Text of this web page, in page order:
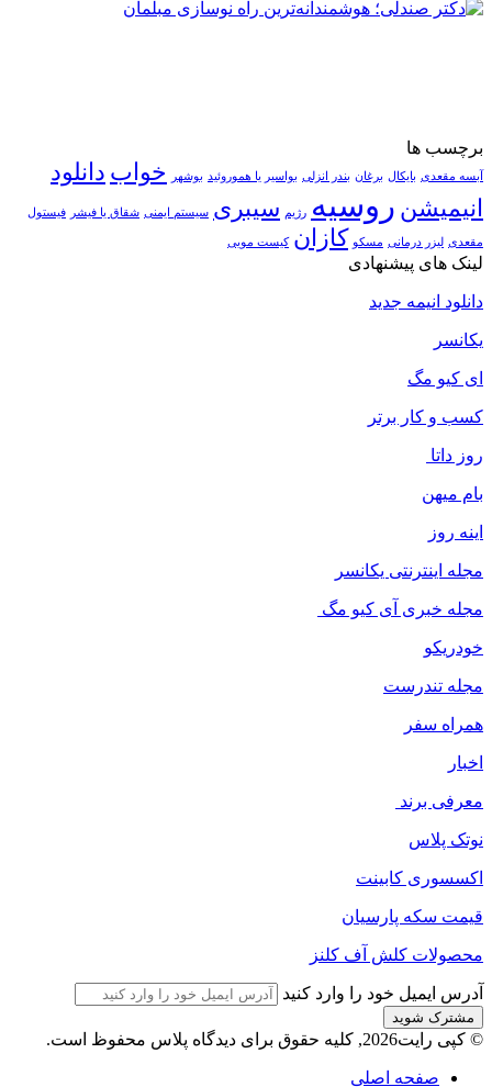
برچسب ها
آبسه مقعدی بایکال برغان بندر انزلی بواسیر یا هموروئید بوشهر خواب دانلود
انیمیشن روسیه رژیم سیبری سیستم ایمنی شقاق یا فیشر فیستول
مقعدی لیزر درمانی مسکو کازان کیست مویی
لینک های پیشنهادی
دانلود انیمه جدید
یکانسر
ای کیو مگ
کسب و کار برتر
روز داتا
بام میهن
اینه روز
مجله اینترنتی یکانسر
مجله خبری آی کیو مگ
خودریکو
مجله‌ تندرست
همراه سفر
اخبار
معرفی برند
نوتک پلاس
اکسسوری کابینت
قیمت سکه پارسیان
محصولات کلش آف کلنز
آدرس ایمیل خود را وارد کنید
© کپی رایت2026, کلیه حقوق برای دیدگاه پلاس محفوظ است.
صفحه اصلی